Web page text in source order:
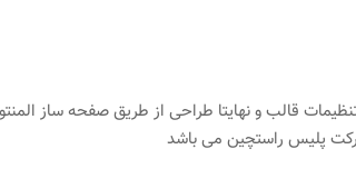
قالب و نهایتا طراحی از طریق صفحه ساز
پلیس راستچین می باشد